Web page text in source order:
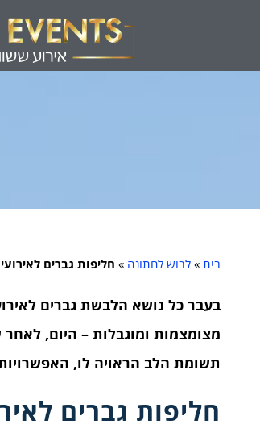
בית » לבוש לחתונה » חליפות גברים
בעבר כל נושא הלבשת גברים
מצומצמות ומוגבלות – היום,
תשומת הלב הראויה לו,
חליפות גברים